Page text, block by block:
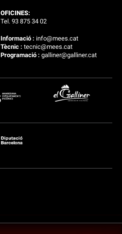
OFICINES:
Tel. 93 875 34 02
Informació : info@mees.cat
Tècnic :tecnic@mees.cat
Programació :galliner@galliner.cat